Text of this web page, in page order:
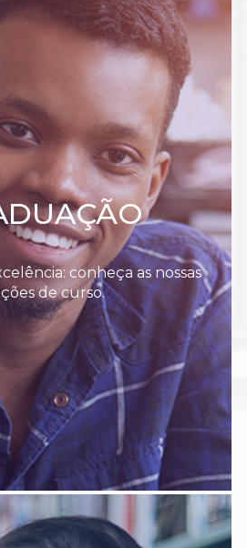
conheça as nossas
de curso.